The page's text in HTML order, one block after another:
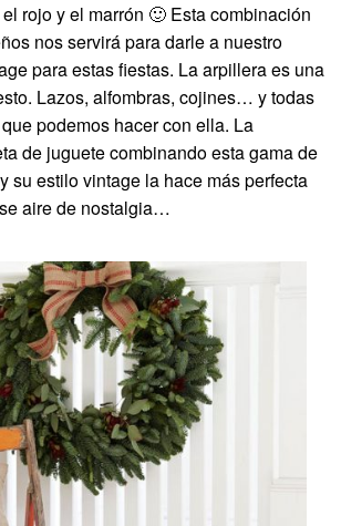
rojo y el marrón 🙂 Esta combinación
nos servirá para darle a nuestro
para estas fiestas. La arpillera es una
Lazos, alfombras, cojines… y todas
podemos hacer con ella. La
de juguete combinando esta gama de
su estilo vintage la hace más perfecta
aire de nostalgia…